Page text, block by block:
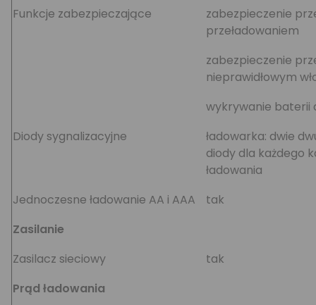
Funkcje zabezpieczające
zabezpieczenie
przeładowaniem
zabezpieczenie
nieprawidłowym
wykrywanie baterii
Diody sygnalizacyjne
ładowarka: dwie
diody dla każdego
ładowania
Jednoczesne ładowanie AA i AAA
tak
Zasilanie
Zasilacz sieciowy
tak
Prąd ładowania